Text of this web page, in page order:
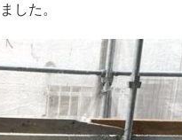
した。